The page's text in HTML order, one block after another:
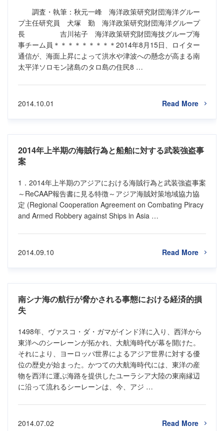
調査・執筆：秋元一峰 海洋政策研究財団海洋グルー
プ主任研究員 犬塚 勤 海洋政策研究財団海洋グループ
長 吉川祐子 海洋政策研究財団海技グループ海
事チーム員＊＊＊＊＊＊＊＊＊2014年8月15日、ロイター
通信が、海面上昇によって洪水や津波への懸念が高まる南
太平洋ソロモン諸島のタロ島の住民8 …
Read More
2014.10.01
2014年上半期の海賊行為と船舶に対する武装強盗事
案
1．2014年上半期のアジアにおける海賊行為と武装強盗事案
～ReCAAP報告書に見る特徴～アジア海賊対策地域協力協
定 (Regional Cooperation Agreement on Combating Piracy
and Armed Robbery against Ships in Asia …
Read More
2014.09.10
南シナ海の航行が脅かされる事態における経済的損
失
1498年、ヴァスコ・ダ・ガマがインド洋に入り、西洋から
東洋へのシーレーンが拓かれ、大航海時代が幕を開けた。
それにより、ヨーロッパ世界によるアジア世界に対する優
位の歴史が始まった。かつての大航海時代には、東洋の産
物を西洋に運ぶ海路を提供したユーラシア大陸の東南縁辺
に沿って流れるシーレーンは、今、アジ …
Read More
2014.07.02